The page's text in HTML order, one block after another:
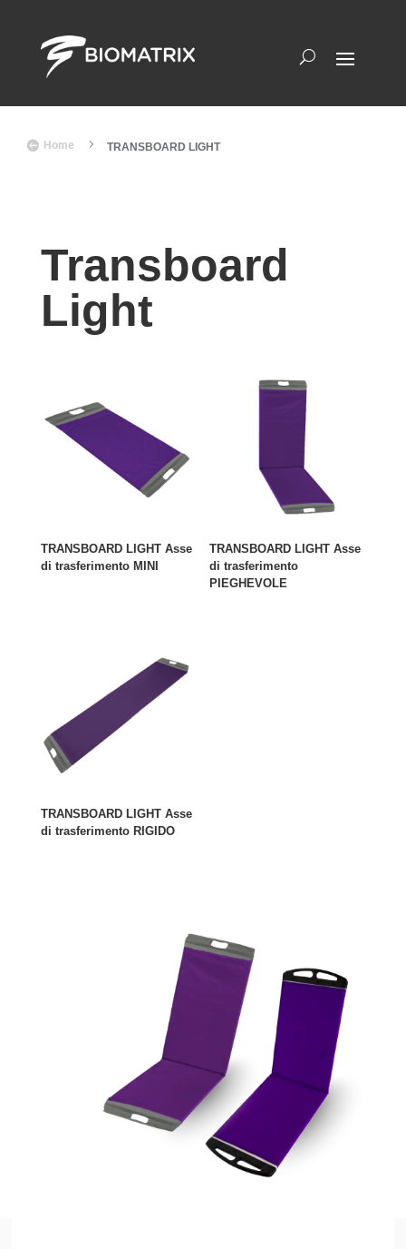
 Home 5 TRANSBOARD LIGHT
Transboard
Light
TRANSBOARD LIGHT Asse
di trasferimento MINI
TRANSBOARD LIGHT Asse
di trasferimento
PIEGHEVOLE
TRANSBOARD LIGHT Asse
di trasferimento RIGIDO